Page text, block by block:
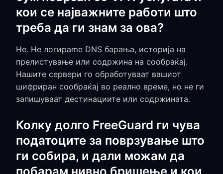
кои се најважните работи што
треба да ги знам за ова?
Не. Не логираme DNS барања, историја на
прелистување или содржина на сообраќај.
Нашите сервери го обработуваат вашиот
шифриран сообраќај во реално време, но не ги
запишуваат дестинациите или содржината.
Колку долго FreeGuard ги чува
податоците за поврзување што
ги собира, и дали можам да